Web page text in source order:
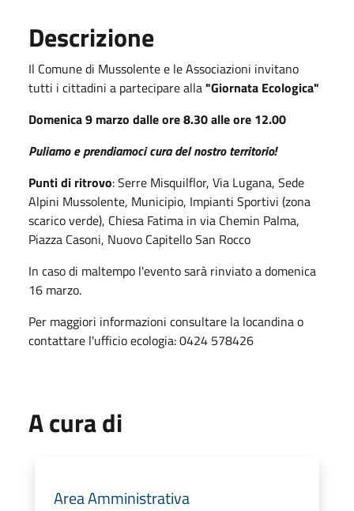
Descrizione
Il Comune di Mussolente e le Associazioni invitano
tutti i cittadini a partecipare alla"Giornata Ecologica"
Domenica 9 marzo dalle ore 8.30 alle ore 12.00
Puliamo e prendiamoci cura del nostro territorio!
Punti di ritrovo: Serre Misquilflor, Via Lugana, Sede
Alpini Mussolente, Municipio, Impianti Sportivi (zona
scarico verde), Chiesa Fatima in via Chemin Palma,
Piazza Casoni, Nuovo Capitello San Rocco
In caso di maltempo l'evento sarà rinviato a domenica
16 marzo.
Per maggiori informazioni consultare la locandina o
contattare l'ufficio ecologia: 0424 578426
A cura di
Area Amministrativa